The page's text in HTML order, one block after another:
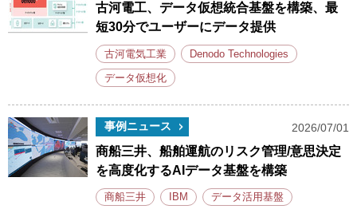
古河電工、データ仮想統合基盤を構築、最
短30分でユーザーにデータ提供
古河電気工業 Denodo Technologies
データ仮想化
事例ニュース 2026/07/01
商船三井、船舶運航のリスク管理/意思決定
を高度化するAIデータ基盤を構築
商船三井 IBM データ活用基盤